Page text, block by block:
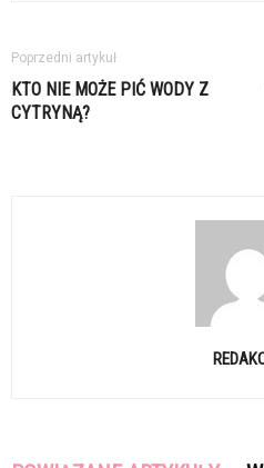
Poprzedni artykuł
KTO NIE MOŻE PIĆ WODY Z
CYTRYNĄ?